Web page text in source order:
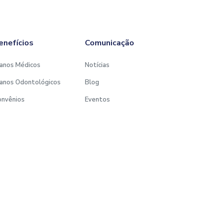
Médicos
Odontológicos
Comunicação
Notícias
Blog
Eventos